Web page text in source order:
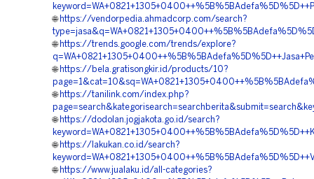
🌐 https://vendorpedia.ahmadcorp.com/search?
🌐 https://trends.google.com/trends/explore?
🌐 https://bela.gratisongkir.id/products/10?
🌐 https://tanilink.com/index.php?
🌐 https://dodolan.jogjakota.go.id/search?
🌐 https://lakukan.co.id/search?
🌐 https://www.jualaku.id/all-categories?